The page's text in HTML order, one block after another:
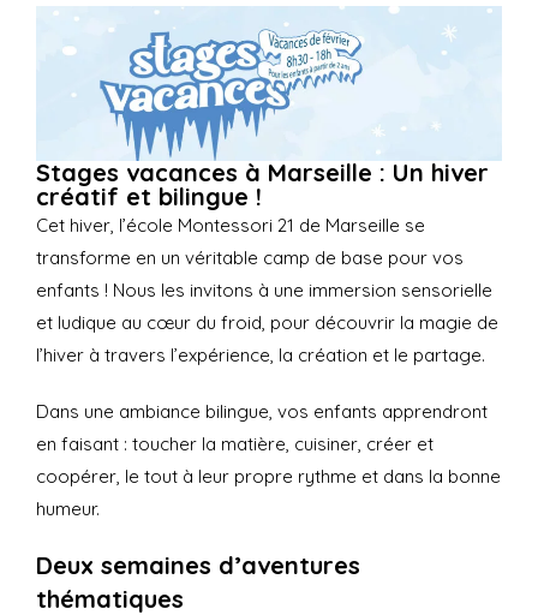
Stages vacances à Marseille : Un hiver
créatif et bilingue !
Cet hiver, l’école Montessori 21 de Marseille se
transforme en un véritable camp de base pour vos
enfants ! Nous les invitons à une immersion sensorielle
et ludique au cœur du froid, pour découvrir la magie de
l’hiver à travers l’expérience, la création et le partage.
Dans une ambiance bilingue, vos enfants apprendront
en faisant : toucher la matière, cuisiner, créer et
coopérer, le tout à leur propre rythme et dans la bonne
humeur.
Deux semaines d’aventures
thématiques